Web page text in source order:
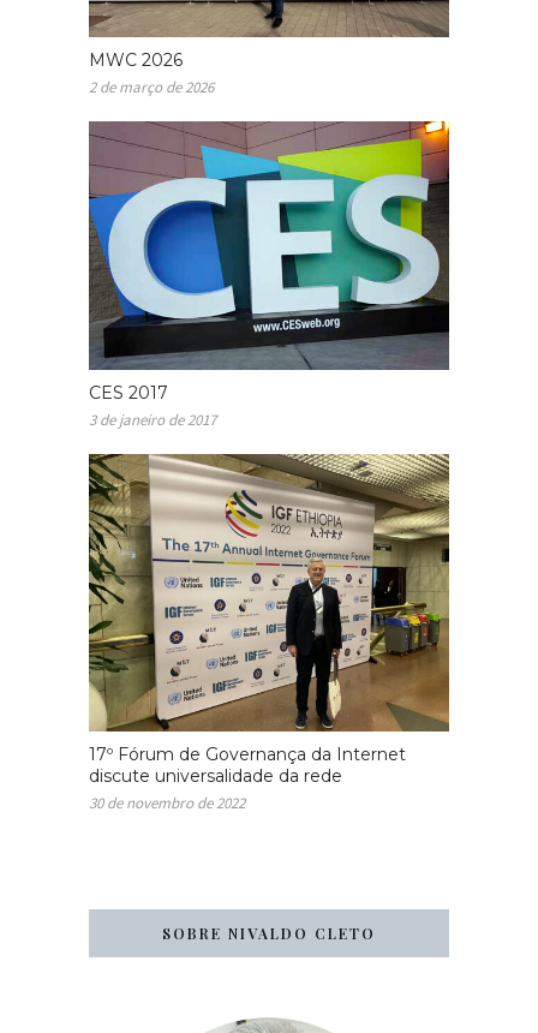
MWC 2026
2 de março de 2026
CES 2017
3 de janeiro de 2017
17º Fórum de Governança da Internet
discute universalidade da rede
30 de novembro de 2022
SOBRE NIVALDO CLETO